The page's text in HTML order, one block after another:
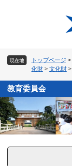
本
文
へ
現在地 トップページ >
化財 > 文化財 >
教育委員会